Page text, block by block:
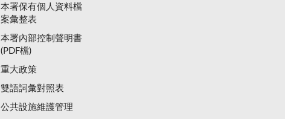
本署保有個人資料檔
案彙整表
本署內部控制聲明書
(PDF檔)
重大政策
雙語詞彙對照表
公共設施維護管理